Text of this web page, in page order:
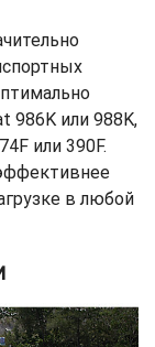
986K или 988K,
или 390F.
в любой